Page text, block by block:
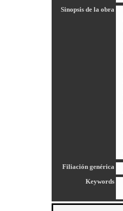
Sinopsis de la obra
Filiación genérica
Keywords